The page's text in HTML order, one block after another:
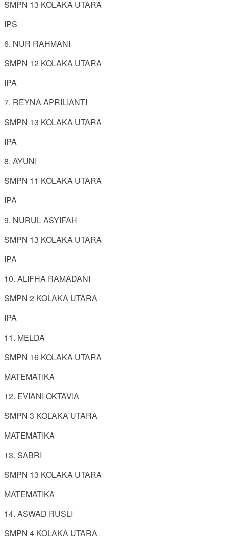
SMPN 13 KOLAKA UTARA
IPS
6. NUR RAHMANI
SMPN 12 KOLAKA UTARA
IPA
7. REYNA APRILIANTI
SMPN 13 KOLAKA UTARA
IPA
8. AYUNI
SMPN 11 KOLAKA UTARA
IPA
9. NURUL ASYIFAH
SMPN 13 KOLAKA UTARA
IPA
10. ALIFHA RAMADANI
SMPN 2 KOLAKA UTARA
IPA
11. MELDA
SMPN 16 KOLAKA UTARA
MATEMATIKA
12. EVIANI OKTAVIA
SMPN 3 KOLAKA UTARA
MATEMATIKA
13. SABRI
SMPN 13 KOLAKA UTARA
MATEMATIKA
14. ASWAD RUSLI
SMPN 4 KOLAKA UTARA